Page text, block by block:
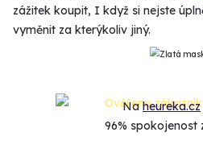
zážitek koupit, I když si nejste
vyměnit za kterýkoliv jiný.
Naheureka.cz
96% spokojenost